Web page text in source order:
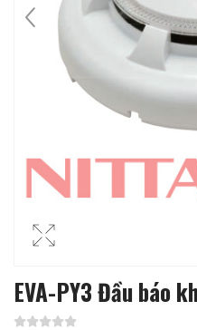
EVA-PY3 Đầu báo